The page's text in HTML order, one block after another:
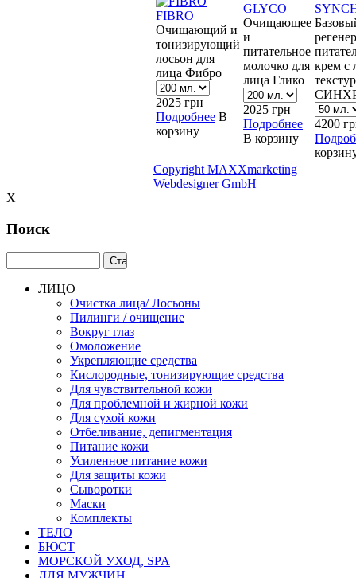
FIBRO
Очищающий и
тонизирующий
лосьон для
лица Фибро
2025 грн
Подробнее В
корзину
GLYCO
Очищающее
и
питательное
молочко для
лица Глико
2025 грн
Подробнее
В корзину
крем с
4200
Copyright MAXXmarketing
Webdesigner GmbH
X
Поиск
ЛИЦО
Очистка лица/ Лосьоны
Пилинги / очищение
Вокруг глаз
Омоложение
Укрепляющие средства
Кислородные, тонизирующие средства
Для чувствительной кожи
Для проблемной и жирной кожи
Для сухой кожи
Отбеливание, депигментация
Питание кожи
Усиленное питание кожи
Для защиты кожи
Сыворотки
Маски
Комплекты
ТЕЛО
БЮСТ
МОРСКОЙ УХОД, SPA